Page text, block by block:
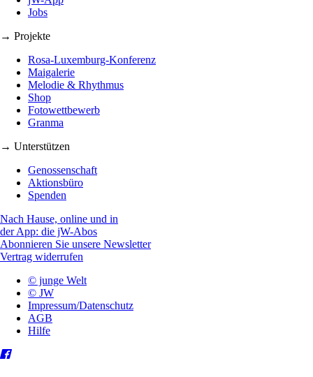
Jobs
→ Projekte
Rosa-Luxemburg-Konferenz
Maigalerie
Melodie & Rhythmus
Shop
Fotowettbewerb
Granma
→ Unterstützen
Genossenschaft
Aktionsbüro
Spenden
Nach Hause, online und in
der App: die jW-Abos
Abonnieren Sie unsere Newsletter
Vertrag widerrufen
© junge Welt
© JW
Impressum/Datenschutz
AGB
Hilfe